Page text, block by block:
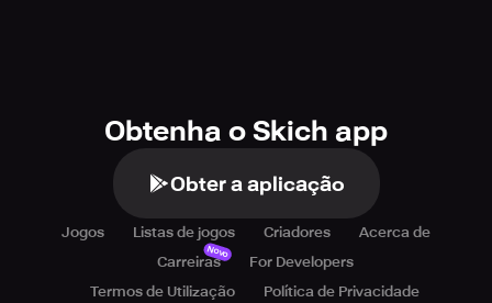
Obtenha o Skich app
Obter a aplicação
Jogos Listas de jogos Criadores
Acerca de
Carreiras
Novo
For Developers
Termos de Utilização
Política de Privacidade